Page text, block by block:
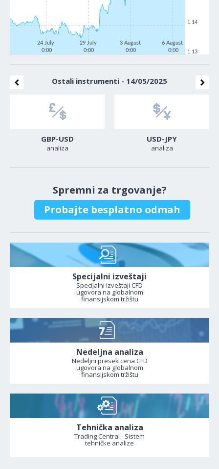
24 July
0:00
29 July
0:00
3 August
0:00
6 August
0:00
1.13
1.14
Ostali instrumenti - 14/05/2025
GBP-USD
analiza
USD-JPY
analiza
Spremni za trgovanje?
Probajte besplatno odmah
Specijalni izveštaji
Specijalni izveštaji CFD
ugovora na globalnom
finansijskom tržištu
Nedeljna analiza
Nedeljni presek cena CFD
ugovora na globalnom
finansijskom tržištu
Tehnička analiza
Trading Central - Sistem
tehničke analize